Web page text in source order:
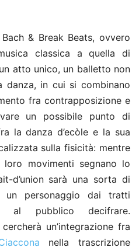
Bach & Break Beats, ovvero
classica a quella di
atto unico, un balletto non
danza, in cui si combinano
fra contrapposizione e
un possibile punto di
la danza d’ecòle e la sua
sulla fisicità: mentre
movimenti segnano lo
d’union sarà una sorta di
un personaggio dai tratti
al pubblico decifrare.
un’integrazione fra
nella trascrizione